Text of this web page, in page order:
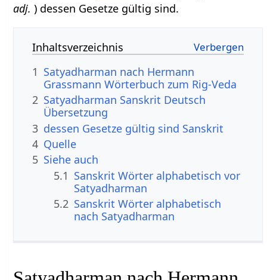
adj.) dessen Gesetze gültig sind.
Inhaltsverzeichnis
1 Satyadharman nach Hermann
Grassmann Wörterbuch zum Rig-Veda
2 Satyadharman Sanskrit Deutsch
Übersetzung
3 dessen Gesetze gültig sind Sanskrit
4 Quelle
5 Siehe auch
5.1 Sanskrit Wörter alphabetisch vor
Satyadharman
5.2 Sanskrit Wörter alphabetisch
nach Satyadharman